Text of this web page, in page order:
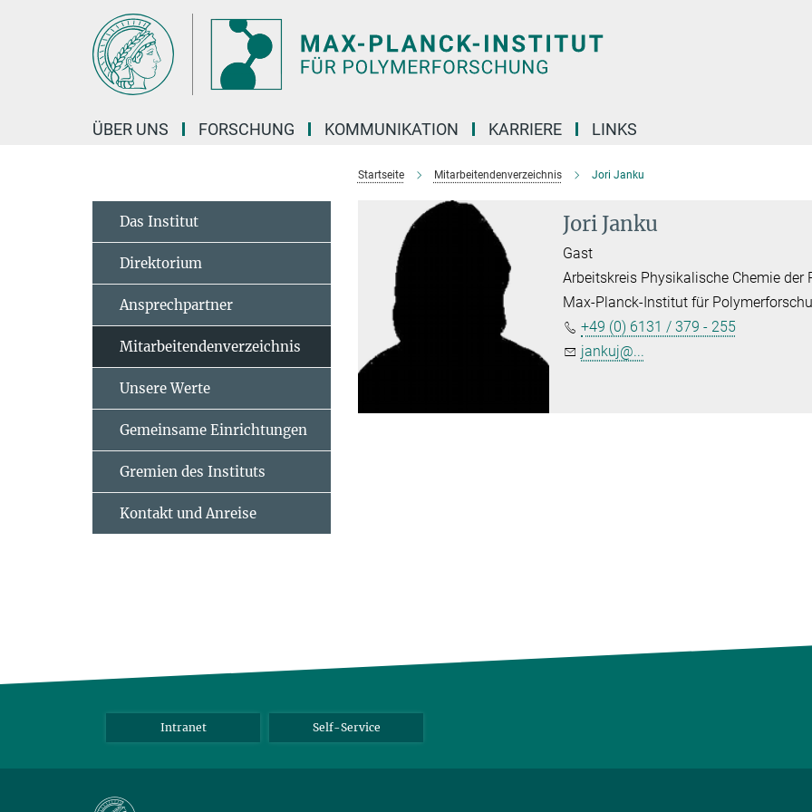
ÜBER UNS FORSCHUNG KOMMUNIKATION KARRIERE LINKS
Startseite Mitarbeitendenverzeichnis Jori Janku
Jori Janku
Gast
Arbeitskreis Physikalische Chemie der
Max-Planck-Institut für
+49 (0) 6131 / 379 - 255
jankuj@...
Das Institut
Direktorium
Ansprechpartner
Mitarbeitendenverzeichnis
Unsere Werte
Gemeinsame Einrichtungen
Gremien des Instituts
Kontakt und Anreise
Intranet Self-Service